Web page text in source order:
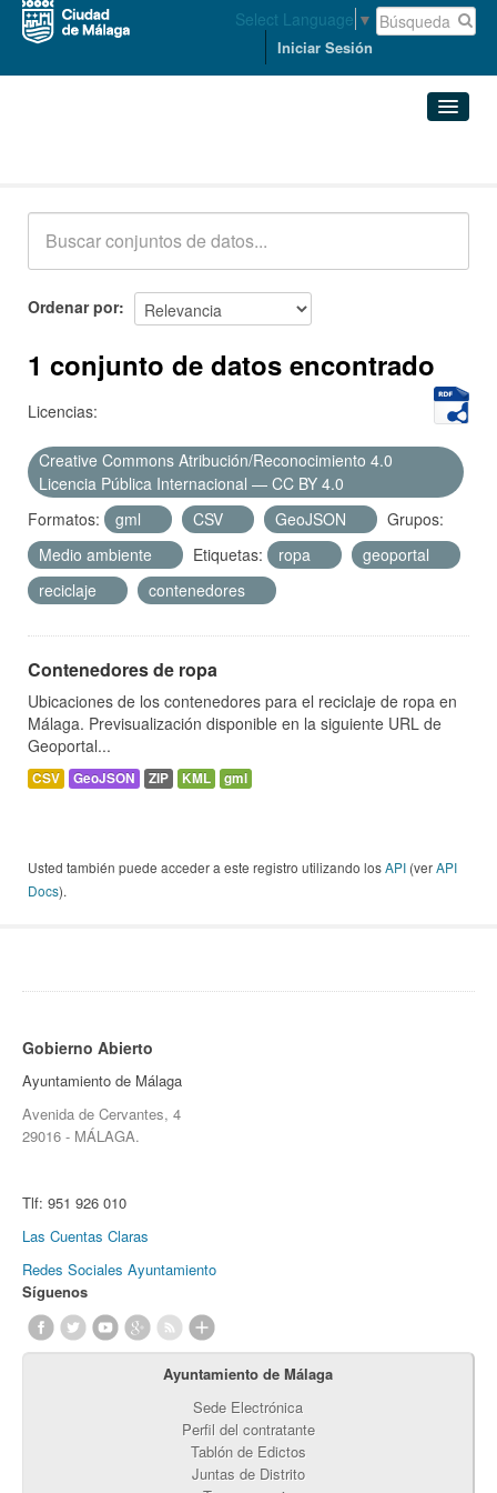
Select Language ▼
Iniciar Sesión
Acerca de
Ordenar por
1 conjunto de datos encontrado
Licencias:
Creative Commons Atribución/Reconocimiento 4.0
Licencia Pública Internacional — CC BY 4.0
Formatos:
gml CSV GeoJSON
Grupos:
Medio ambiente
Etiquetas: ropa
geoportal
reciclaje
contenedores
Contenedores de ropa
Ubicaciones de los contenedores para el reciclaje de ropa en
Málaga. Previsualización disponible en la siguiente URL de
Geoportal...
CSV GeoJSON ZIP KML gml
Usted también puede acceder a este registro utilizando losAPI (verAPI
Docs).
Gobierno Abierto
Ayuntamiento de Málaga
Avenida de Cervantes, 4
29016 - MÁLAGA.
Tlf: 951 926 010
Las Cuentas Claras
Redes Sociales Ayuntamiento
Síguenos
Ayuntamiento de Málaga
Sede Electrónica
Perfil del contratante
Tablón de Edictos
Juntas de Distrito